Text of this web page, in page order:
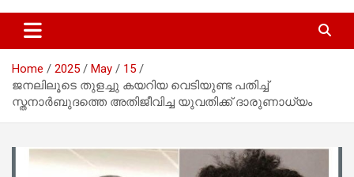
Express Herald – Malayalam
Christian News
Home 2025 May
15
ജനലിലൂടെ തുളച്ചു കയറിയ വെടിയുണ്ട പതിച്ച്
സ്തനാര്‍ബുദത്തെ അതിജീവിച്ച യുവതിക്ക് ദാരുണാധ്യം